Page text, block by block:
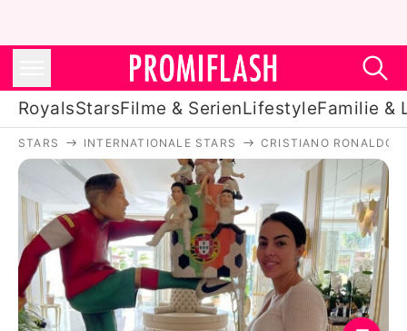
RoyalsStarsFilme & SerienLifestyleFamilie &
Royals
Stars
Filme & Serien
Lifestyle
Familie & Liebe
STARS INTERNATIONALE STARS CRISTIANO RONALDO